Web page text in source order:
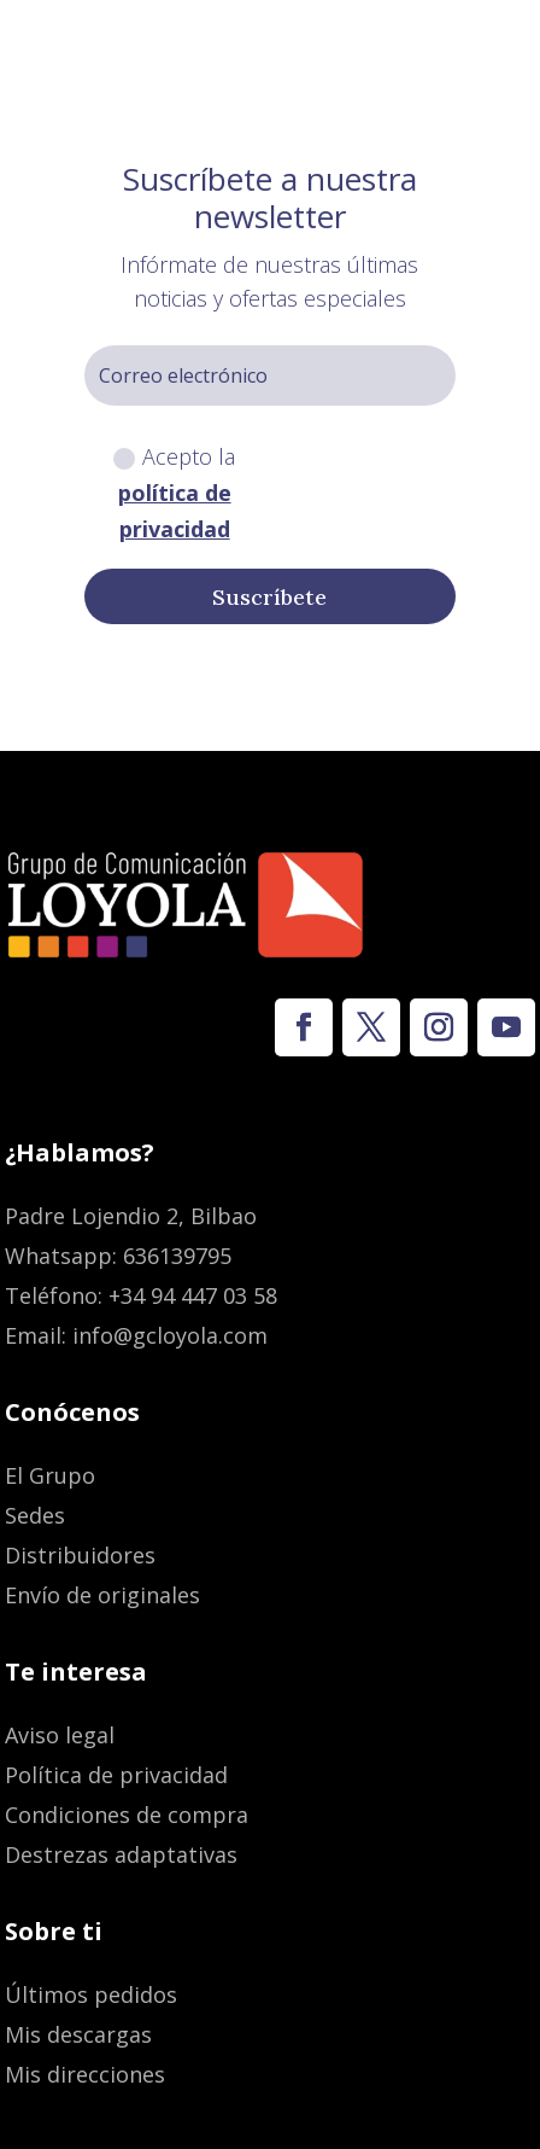
Suscríbete a nuestra
newsletter
Infórmate de nuestras últimas
noticias y ofertas especiales
Acepto la
política de
privacidad
Suscríbete
¿Hablamos?
Padre Lojendio 2, Bilbao
Whatsapp: 636139795
Teléfono: +34 94 447 03 58
Email: info@gcloyola.com
Conócenos
El Grupo
Sedes
Distribuidores
Envío de originales
Te interesa
Aviso legal
Política de privacidad
Condiciones de compra
Destrezas adaptativas
Sobre ti
Últimos pedidos
Mis descargas
Mis direcciones